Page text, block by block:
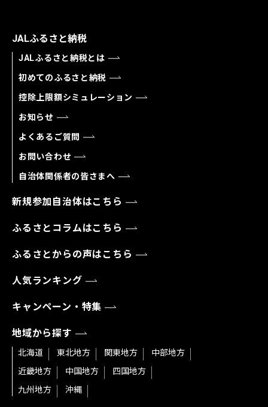
JALふるさと納税
JALふるさと納税とは
初めてのふるさと納税
控除上限額シミュレーション
お知らせ
よくあるご質問
お問い合わせ
自治体関係者の皆さまへ
新規参加自治体はこちら
ふるさとコラムはこちら
ふるさとからの声はこちら
人気ランキング
キャンペーン・特集
地域から探す
北海道 東北地方 関東地方
中部地方
近畿地方
中国地方
四国地方
九州地方
沖縄